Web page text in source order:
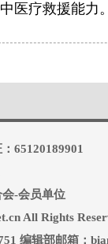
医疗救援能力。
65120189901
-会员单位
All Rights
编辑部邮箱：